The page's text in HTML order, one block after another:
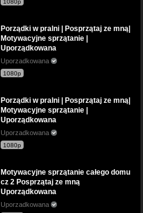
1080p
Porządki w pralni | Posprzątaj ze mną|
Motywacyjne sprzątanie |
Uporządkowana
Uporzadkowana
1080p
Porządki w pralni | Posprzątaj ze mną|
Motywacyjne sprzątanie |
Uporządkowana
Uporzadkowana
1080p
Motywacyjne sprzątanie całego domu
cz 2 Posprzątaj ze mną
Uporządkowana
Uporzadkowana